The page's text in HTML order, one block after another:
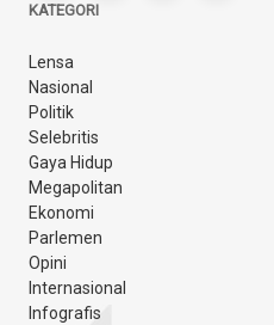
KATEGORI
Lensa
Nasional
Politik
Selebritis
Gaya Hidup
Megapolitan
Ekonomi
Parlemen
Opini
Internasional
Infografis